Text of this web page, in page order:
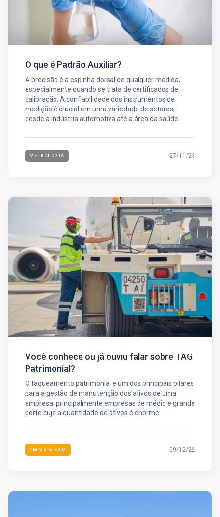
O que é Padrão Auxiliar?
A precisão é a espinha dorsal de qualquer medida,
especialmente quando se trata de certificados de
calibração. A confiabilidade dos instrumentos de
medição é crucial em uma variedade de setores,
desde a indústria automotiva até a área da saúde.
METROLOGIA 27/11/23
Você conhece ou já ouviu falar sobre TAG
Patrimonial?
O tagueamento patrimônial é um dos principais pilares
para a gestão de manutenção dos ativos de uma
empresa, principalmente empresas de médio e grande
porte cuja a quantidade de ativos é enorme.
CMMS & EAM 09/12/22